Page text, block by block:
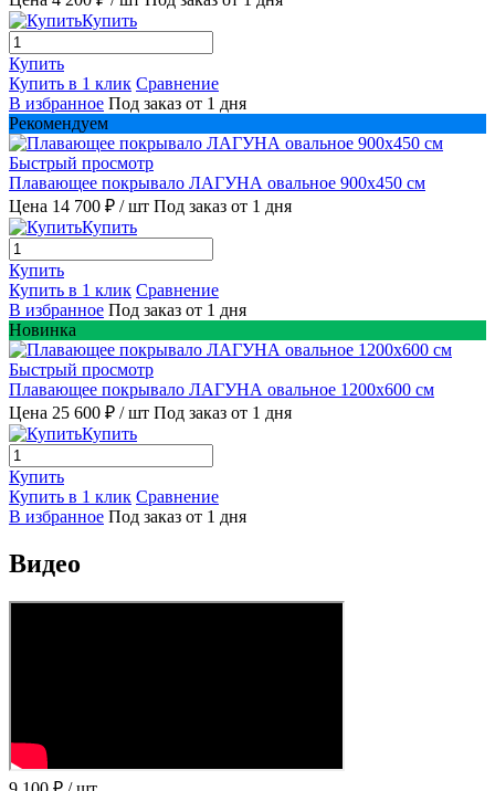
Купить
Купить
Купить в 1 клик Сравнение
В избранное Под заказ от 1 дня
Рекомендуем
Быстрый просмотр
Плавающее покрывало ЛАГУНА овальное 900х450 см
Цена 14 700 ₽ / шт Под заказ от 1 дня
Купить
Купить
Купить в 1 клик Сравнение
В избранное Под заказ от 1 дня
Новинка
Быстрый просмотр
Плавающее покрывало ЛАГУНА овальное 1200х600 см
Цена 25 600 ₽ / шт Под заказ от 1 дня
Купить
Купить
Купить в 1 клик Сравнение
В избранное Под заказ от 1 дня
Видео